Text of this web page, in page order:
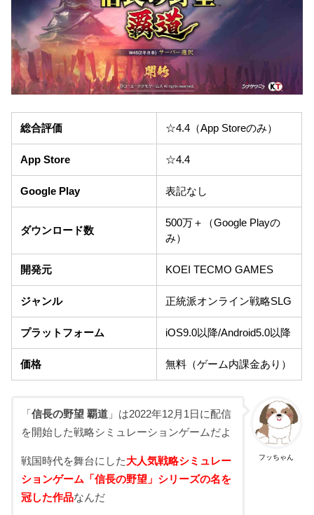
総合評価 ☆4.4（App Storeのみ）
App Store ☆4.4
Google Play 表記なし
ダウンロード数
500万＋（Google Playの
み）
開発元 KOEI TECMO GAMES
ジャンル 正統派オンライン戦略SLG
プラットフォーム iOS9.0以降/Android5.0以降
価格 無料（ゲーム内課金あり）
フッちゃん
「 信長の野望 覇道」は2022年12月1日に配信
を開始した戦略シミュレーションゲームだよ
戦国時代を舞台にした大人気戦略シミュレー
ションゲーム「信長の野望」シリーズの名を
冠した作品なんだ